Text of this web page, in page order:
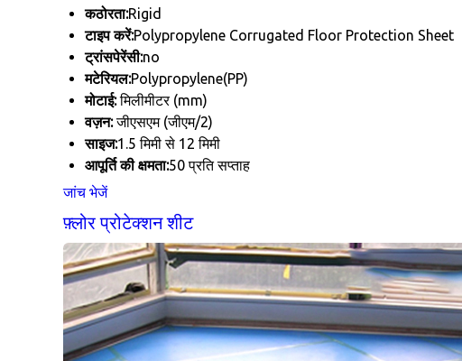
कठोरता:Rigid
टाइप करें:Polypropylene Corrugated Floor Protection Sheet
ट्रांसपेरेंसी:no
मटेरियल:Polypropylene(PP)
मोटाई:मिलीमीटर (mm)
वज़न:जीएसएम (जीएम/2)
साइज:1.5 मिमी से 12 मिमी
आपूर्ति की क्षमता:50 प्रति सप्ताह
जांच भेजें
फ़्लोर प्रोटेक्शन शीट